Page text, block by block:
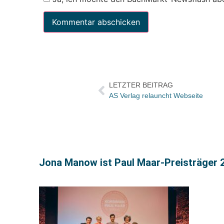
LETZTER BEITRAG
AS Verlag relauncht Webseite
Jona Manow ist Paul Maar-Preisträger